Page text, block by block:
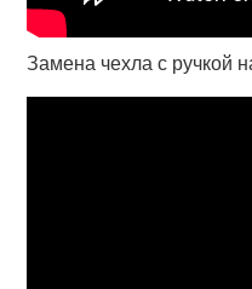
Замена чехла с ручкой